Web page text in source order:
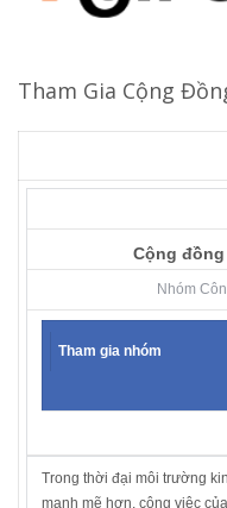
Tham Gia Cộng
Cộng
Nhóm
Tham gia nhóm
Trong thời đại môi trường
mạnh mẽ hơn, công việc